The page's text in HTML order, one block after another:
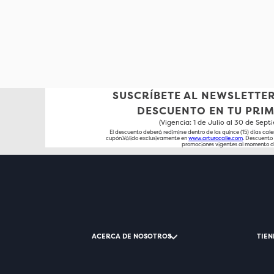
SUSCRÍBETE AL
DESCUENTO EN TU
(Vigencia: 1 de Julio al 30 de
El descuento deberá redimirse dentro de los quince (15) días
cupón.Válido exclusivamente enwww.arturocalle.com.
promociones vigentes al momento
ACERCA DE NOSOTROS